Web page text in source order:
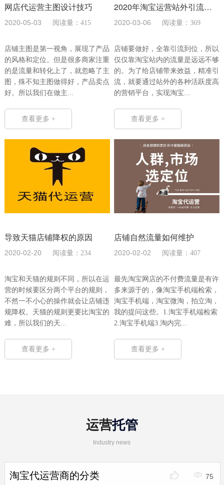
网店代运营主图设计技巧
2020-05-03 阅读量：415
店铺主图是第一视角，展现了产品
的风格和定位。但是很多商家注重
的是流量和转化上了，就忽略了主
图，殊不知主图做得好，产品卖点
好。所以我们在做主...
查看更多 +
2020年淘宝运营站外引流平台有哪些
2020-03-06 阅读量：369
店铺要做好，全靠引流到位，所以
仅仅靠淘宝站内的流量是远远不够
的。为了给店铺带来效益，精准引
流，就要通过站外的各种活跃度高
的营销平台，实现淘宝...
查看更多 +
导致天猫店铺降权的原因
2020-02-20 阅读量：234
淘宝和天猫的规则不同，所以在运
营的时候要区分两个平台的规则，
不然一不小心的操作就会让店铺违
规降权。天猫的规则更要比淘宝的
难，所以我们的天...
查看更多 +
店铺自然流量如何维护
2020-02-02 阅读量：407
最先淘宝网店的不付费流量是有许
多来源于的，像淘宝手机端检索，
淘宝手机端，淘宝微淘，拍立淘，
我的提问这些。1.淘宝手机端检索
2.淘宝手机端3.淘内完...
查看更多 +
运营托管
Industry news
淘宝代运营商的分类 75